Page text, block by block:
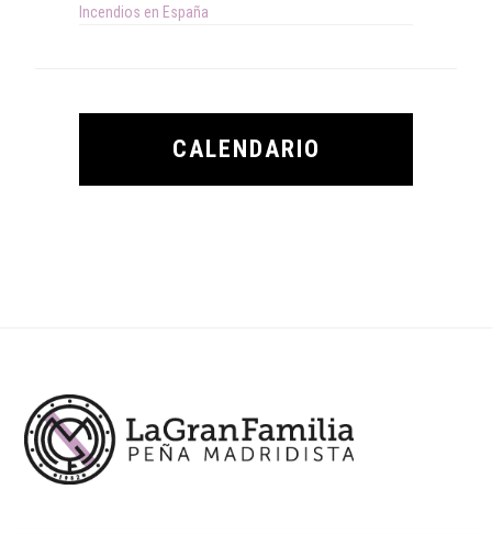
Incendios en España
CALENDARIO